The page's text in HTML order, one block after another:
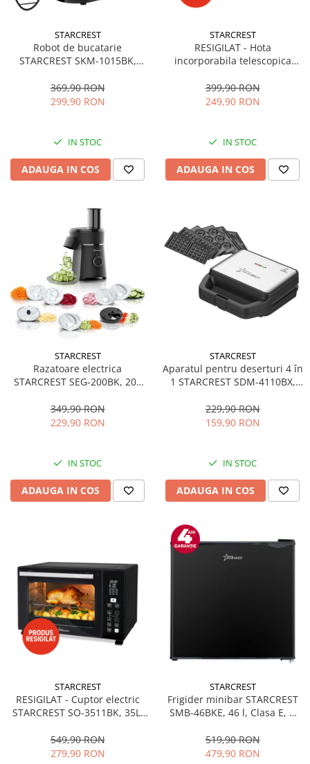
STARCREST
Robot de bucatarie
STARCREST SKM-1015BK,
Accesorii, 10 Viteze + Pulse,
Negru
369,90 RON
299,90 RON
IN STOC
ADAUGA IN COS
STARCREST
RESIGILAT - Hota
incorporabila telescopica
Putere de absorbtie 550 m3/h,
1 Motor, 2 Trepte putere, 60
399,90 RON
249,90 RON
IN STOC
ADAUGA IN COS
STARCREST
Razatoare electrica
STARCREST SEG-200BK, 200
349,90 RON
229,90 RON
IN STOC
ADAUGA IN COS
STARCREST
Aparatul pentru deserturi 4 în
1 STARCREST SDM-4110BX,
invelis ceramic pentru vafe,
nuci, gogosi si smile
229,90 RON
159,90 RON
IN STOC
ADAUGA IN COS
STARCREST
RESIGILAT - Cuptor electric
STARCREST SO-3511BK, 35L,
Programe predefinite,
Interfata digitala, Negru
549,90 RON
279,90 RON
STARCREST
Frigider minibar STARCREST
SMB-46BKE, 46 l, Clasa E, H
519,90 RON
479,90 RON